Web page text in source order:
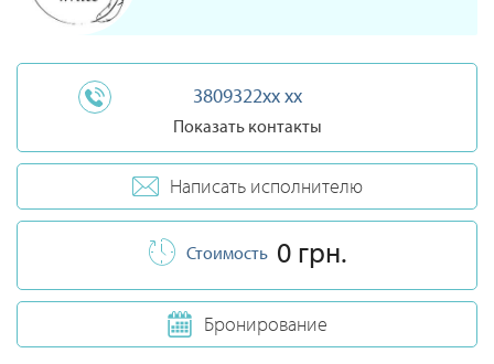
3809322xx xx
Показать контакты
Написать исполнителю
Стоимость 0 грн.
Бронирование